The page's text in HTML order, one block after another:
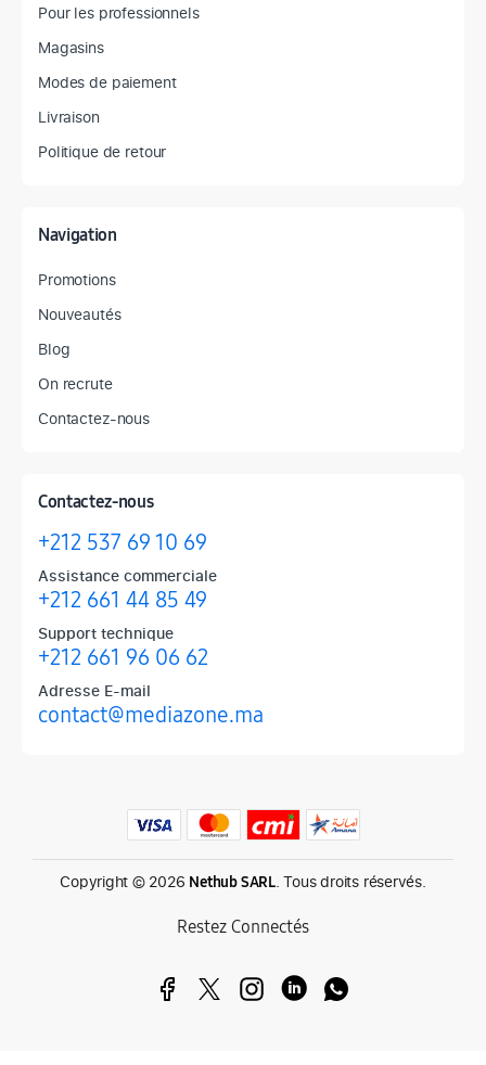
Pour les professionnels
Magasins
Modes de paiement
Livraison
Politique de retour
Navigation
Promotions
Nouveautés
Blog
On recrute
Contactez-nous
Contactez-nous
+212 537 69 10 69
Assistance commerciale
+212 661 44 85 49
Support technique
+212 661 96 06 62
Adresse E-mail
contact@mediazone.ma
Produits phares chez Mediazone
Retrouvez chez Mediazone les références incontournables :
Copyright © 2026 Nethub SARL. Tous droits réservés.
Restez Connectés